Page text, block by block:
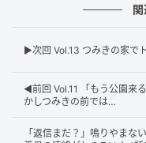
▶︎次回 Vol.13 つみきの家
◀︎前回 Vol.11 「もう公園来
かしつみきの前では…
「返信まだ？」鳴りやまな